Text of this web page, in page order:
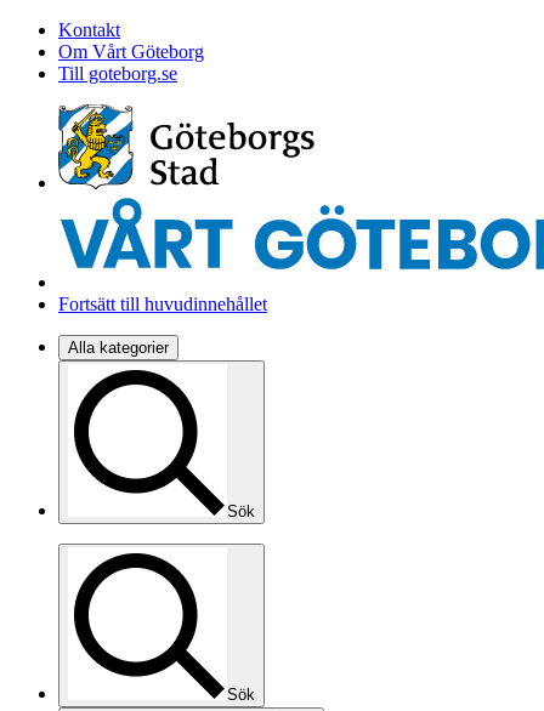
Kontakt
Om Vårt Göteborg
Till goteborg.se
Fortsätt till huvudinnehållet
Alla kategorier
Sök
Sök